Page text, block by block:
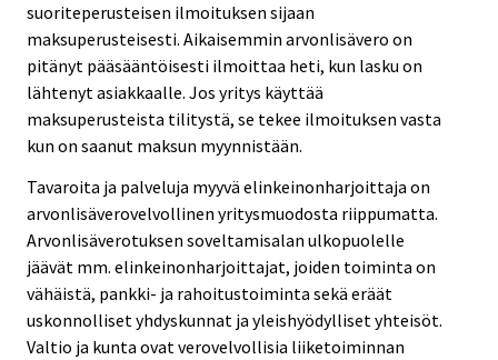
suoriteperusteisen ilmoituksen sijaan
maksuperusteisesti. Aikaisemmin arvonlisävero on
pitänyt pääsääntöisesti ilmoittaa heti, kun lasku on
lähtenyt asiakkaalle. Jos yritys käyttää
maksuperusteista tilitystä, se tekee ilmoituksen vasta
kun on saanut maksun myynnistään.
Tavaroita ja palveluja myyvä elinkeinonharjoittaja on
arvonlisäverovelvollinen yritysmuodosta riippumatta.
Arvonlisäverotuksen soveltamisalan ulkopuolelle
jäävät mm. elinkeinonharjoittajat, joiden toiminta on
vähäistä, pankki- ja rahoitustoiminta sekä eräät
uskonnolliset yhdyskunnat ja yleishyödylliset yhteisöt.
Valtio ja kunta ovat verovelvollisia liiketoiminnan